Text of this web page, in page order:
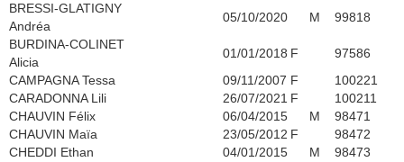
BRESSI-GLATIGNY
Andréa
05/10/2020 M
99818
BURDINA-COLINET
Alicia
01/01/2018 F
97586
CAMPAGNA Tessa
09/11/2007 F
100221
CARADONNA Lili
26/07/2021 F
100211
CHAUVIN Félix
06/04/2015 M
98471
CHAUVIN Maïa
23/05/2012 F
98472
CHEDDI Ethan
04/01/2015 M
98473